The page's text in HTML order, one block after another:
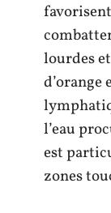
lourdes
l’eau
est
zones